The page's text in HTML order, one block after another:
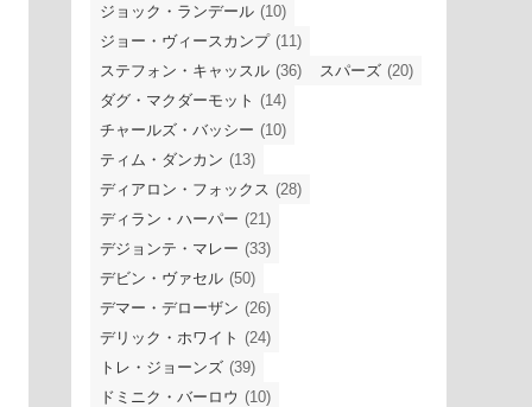
ジョック・ランデール (10)
ジョー・ヴィースカンプ (11)
ステフォン・キャッスル (36) スパーズ (20)
ダグ・マクダーモット (14)
チャールズ・バッシー (10)
ティム・ダンカン (13)
ディアロン・フォックス (28)
ディラン・ハーパー (21)
デジョンテ・マレー (33)
デビン・ヴァセル (50)
デマー・デローザン (26)
デリック・ホワイト (24)
トレ・ジョーンズ (39)
ドミニク・バーロウ (10)